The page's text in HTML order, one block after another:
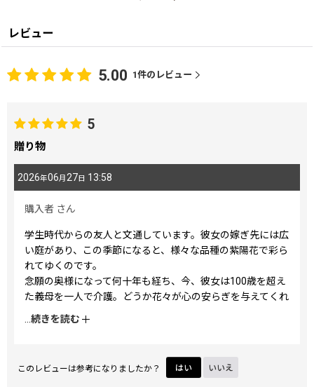
レビュー
5.00 1件のレビュー
5
贈り物
2026年06月 27日 13:58
購入者 さん
学生時代からの友人と文通しています。彼女の嫁ぎ先には広
い庭があり、この季節になると、様々な品種の紫陽花で彩ら
れてゆくのです。
念願の奥様になって何十年も経ち、今、彼女は100歳を超え
た義母を一人で介護。どうか花々が心の安らぎを与えてくれ
るように祈っています。
私からささやかなプレゼント贈りますね。どうぞご自愛くだ
続きを読む
このレビューは参考になりましたか？ はい いいえ